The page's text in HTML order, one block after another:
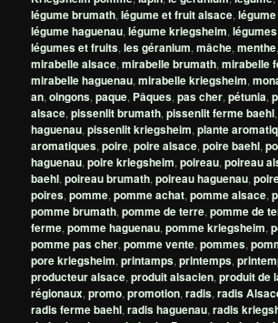
légume brumath,légume et fruit alsace,
légume haguenau,légume kriegsheim,légumes
légumes et fruits,les géranium,mâche,menthe
mirabelle alsace,mirabelle brumath,mirabelle
mirabelle haguenau,mirabelle kriegsheim,
an,oingons,paque, Pâques,pas cher,pétunia,
alsace,pissenlit brumath,pissenlit ferme baehl
haguenau,pissenlit kriegsheim,plante
aromatiques,poire,poire alsace,poire baehl,
haguenau,poire kriegsheim,poireau,poireau
baehl,poireau brumath,poireau haguenau,
poires,pomme,pomme achat,pomme alsace,
pomme brumath,pomme de terre,pomme de
ferme,pomme haguenau,pomme kriegsheim,
pomme pas cher,pomme vente,pommes,
pore kriegsheim,printamps,printemps,
producteur alsace,produit alsacien,produit de
régionaux,promo,promotion,radis,radis
radis ferme baehl,radis haguenau,radis